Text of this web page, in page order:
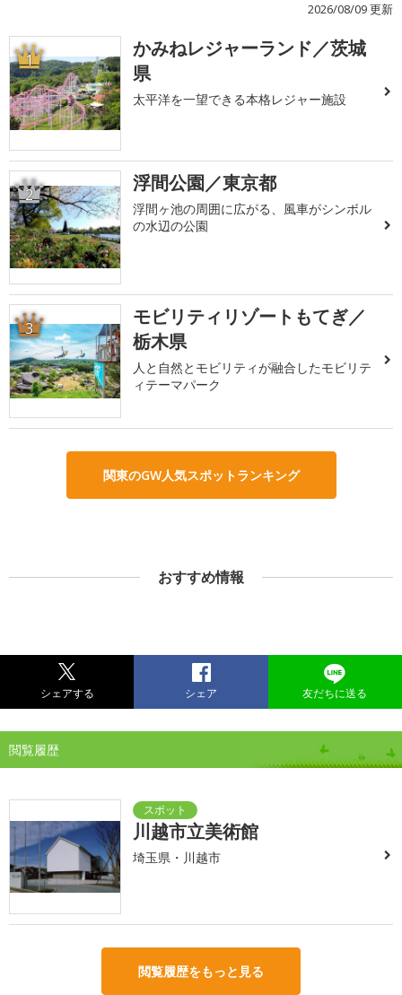
2026/08/09 更新
1
かみねレジャーランド／茨城
県
太平洋を一望できる本格レジャー施設
2 浮間公園／東京都
浮間ヶ池の周囲に広がる、風車がシンボル
の水辺の公園
3
モビリティリゾートもてぎ／
栃木県
人と自然とモビリティが融合したモビリテ
ィテーマパーク
関東のGW人気スポットランキング
おすすめ情報
シェアする シェア 友だちに送る
閲覧履歴
川越市立美術館
埼玉県・川越市
閲覧履歴をもっと見る